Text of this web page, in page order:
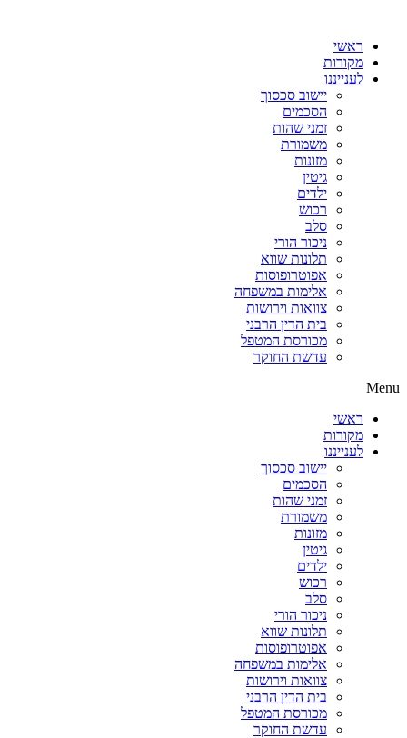
ראשי
מקורות
לענייננו
יישוב סכסוך
הסכמים
זמני שהות
משמורת
מזונות
גיטין
ילדים
רכוש
סלב
ניכור הורי
תלונות שווא
אפוטרופוסות
אלימות במשפחה
צוואות וירושות
בית הדין הרבני
מכורסת המטפל
עדשת החוקר
Menu
ראשי
מקורות
לענייננו
יישוב סכסוך
הסכמים
זמני שהות
משמורת
מזונות
גיטין
ילדים
רכוש
סלב
ניכור הורי
תלונות שווא
אפוטרופוסות
אלימות במשפחה
צוואות וירושות
בית הדין הרבני
מכורסת המטפל
עדשת החוקר